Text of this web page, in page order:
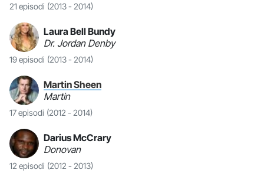
21 episodi (2013 - 2014)
Laura Bell Bundy
Dr. Jordan Denby
19 episodi (2013 - 2014)
Martin Sheen
Martin
17 episodi (2012 - 2014)
Darius McCrary
Donovan
12 episodi (2012 - 2013)